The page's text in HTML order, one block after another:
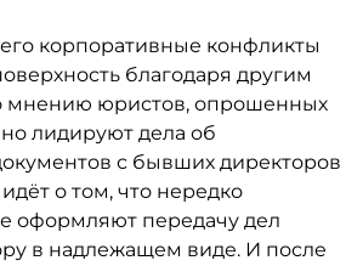
корпоративные конфликты
благодаря другим
мнению юристов, опрошенных
лидируют дела об
с бывших директоров
о том, что нередко
оформляют передачу дел
в надлежащем виде. И после